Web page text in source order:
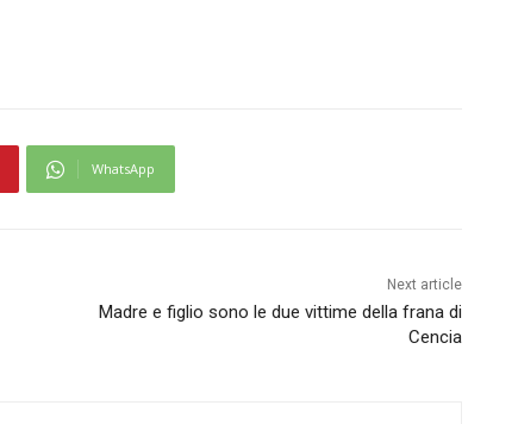
WhatsApp
Next article
Madre e figlio sono le due vittime della frana di
Cencia